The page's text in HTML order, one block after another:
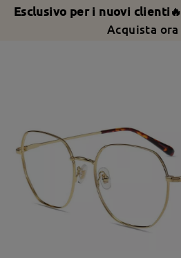
Esclusivo per i nuovi
Acquista ora